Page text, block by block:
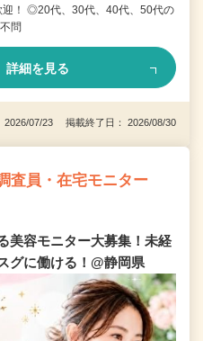
！ ◎20代、30代、40代、50代の
問
詳細を見る
2026/07/23 掲載終了日： 2026/08/30
査員・在宅モニター
美容モニター大募集！未経
グに働ける！@静岡県